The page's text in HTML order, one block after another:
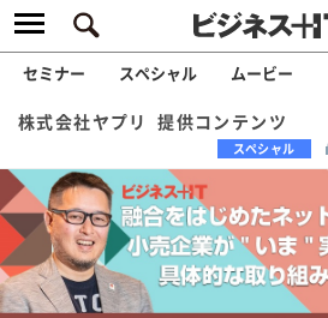
セミナー スペシャル ムービー
株式会社ヤプリ 提供コンテンツ
スペシャル